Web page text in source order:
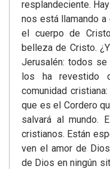
resplandeciente.
nos está llamando
el cuerpo de
belleza de Cristo.
Jerusalén: todos
los ha revestido
comunidad
que es el Cordero
salvará al mundo.
cristianos. Están
ven el amor de
de Dios en ningún